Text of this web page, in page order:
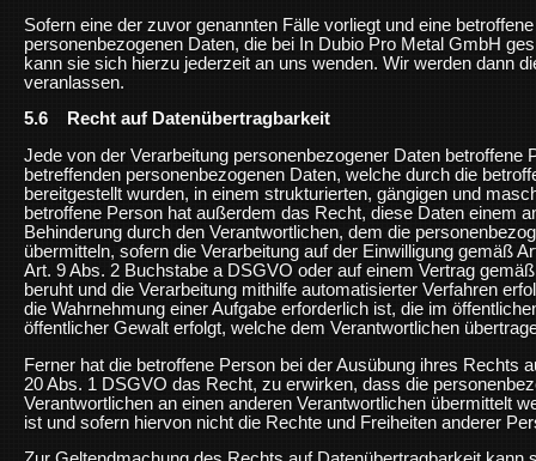
Sofern eine der zuvor genannten Fälle vorliegt und eine
personenbezogenen Daten, die bei In Dubio Pro Metal GmbH
kann sie sich hierzu jederzeit an uns wenden. Wir werden dann
veranlassen.
5.6 Recht auf Datenübertragbarkeit
Jede von der Verarbeitung personenbezogener Daten betroffene
betreffenden personenbezogenen Daten, welche durch die
bereitgestellt wurden, in einem strukturierten, gängigen und
betroffene Person hat außerdem das Recht, diese Daten einem
Behinderung durch den Verantwortlichen, dem die
übermitteln, sofern die Verarbeitung auf der Einwilligung gemäß
Art. 9 Abs. 2 Buchstabe a DSGVO oder auf einem Vertrag
beruht und die Verarbeitung mithilfe automatisierter Verfahren
die Wahrnehmung einer Aufgabe erforderlich ist, die im
öffentlicher Gewalt erfolgt, welche dem Verantwortlichen
Ferner hat die betroffene Person bei der Ausübung ihres Rechts
20 Abs. 1 DSGVO das Recht, zu erwirken, dass die
Verantwortlichen an einen anderen Verantwortlichen übermittelt
ist und sofern hiervon nicht die Rechte und Freiheiten anderer